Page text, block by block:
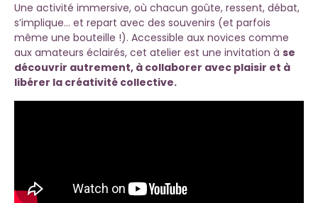
Une activité immersive, où chacun goûte, ressent, débat,
s’implique… et repart avec des souvenirs (et parfois
même une bouteille !). Accessible aux novices comme
aux amateurs éclairés, cet atelier est une invitation à se
découvrir autrement, à collaborer avec plaisir et à
libérer la créativité collective.